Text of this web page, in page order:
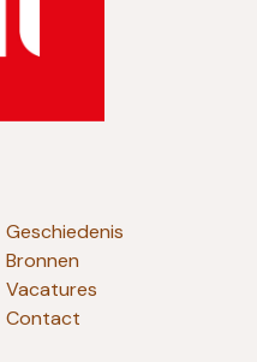
Geschiedenis
Bronnen
Vacatures
Contact